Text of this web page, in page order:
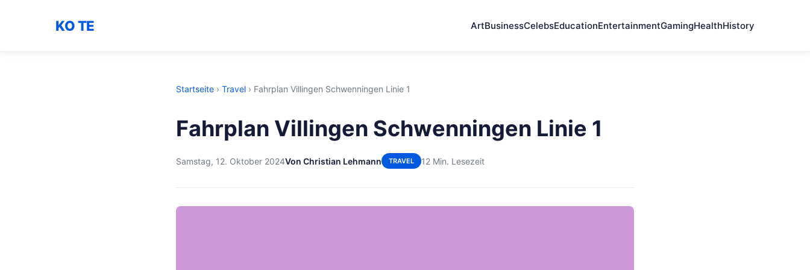
KO TE ArtBusinessCelebsEducationEntertainmentGamingHealthHistory
Startseite › Travel › Fahrplan Villingen Schwenningen Linie 1
Fahrplan Villingen Schwenningen Linie 1
Samstag, 12. Oktober 2024Von Christian Lehmann TRAVEL 12 Min. Lesezeit